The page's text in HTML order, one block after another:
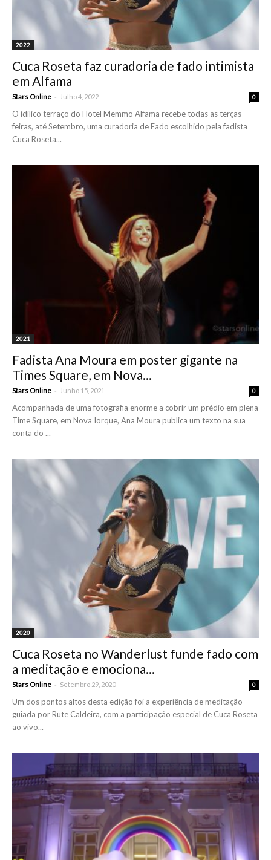
2022
Cuca Roseta faz curadoria de fado intimista
em Alfama
Stars Online - Julho 4, 2022 0
O idílico terraço do Hotel Memmo Alfama recebe todas as terças
feiras, até Setembro, uma curadoria de Fado escolhido pela fadista
Cuca Roseta...
2021
Fadista Ana Moura em poster gigante na
Times Square, em Nova...
Stars Online - Junho 15, 2021 0
Acompanhada de uma fotografia enorme a cobrir um prédio em plena
Time Square, em Nova Iorque, Ana Moura publica um texto na sua
conta do ...
2020
Cuca Roseta no Wanderlust funde fado com
a meditação e emociona...
Stars Online - Setembro 29, 2020 0
Um dos pontos altos desta edição foi a experiência de meditação
guiada por Rute Caldeira, com a participação especial de Cuca Roseta
ao vivo...